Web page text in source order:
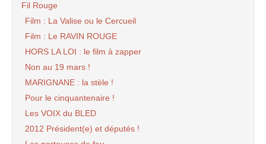
Fil Rouge
Film : La Valise ou le Cercueil
Film : Le RAVIN ROUGE
HORS LA LOI : le film à zapper
Non au 19 mars !
MARIGNANE : la stèle !
Pour le cinquantenaire !
Les VOIX du BLED
2012 Président(e) et députés !